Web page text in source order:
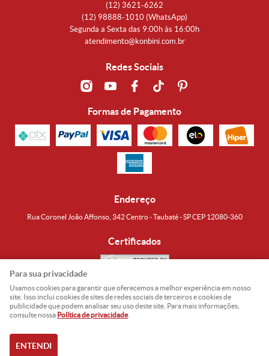
(12) 3621-6262
(12) 98888-1010 (WhatsApp)
Segunda a Sexta das 9:00h às 16:00h
atendimento@konbini.com.br
Redes Sociais
Formas de Pagamento
Endereço
Rua Coronel João Affonso, 342 Centro - Taubaté - SP CEP 12080-360
Certificados
Noguti & Amaral Produtos Orientais LTDA CNPJ: 15.427.609/0001-19
Formas de Envio
Para sua privacidade
Usamos cookies para garantir que oferecemos a melhor experiência em nosso
site. Isso inclui cookies de sites de redes sociais de terceiros e cookies de
publicidade que podem analisar seu uso deste site. Para mais informações,
consulte nossa Política de privacidade.
ENTENDI